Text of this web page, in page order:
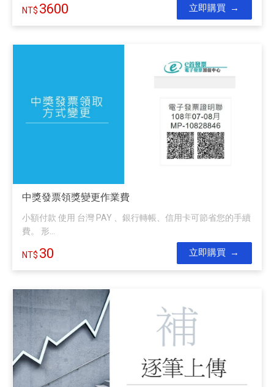
3600 立即購買
中獎發票領獎變更作業費
小額付款 使用 台灣 PAY 、銀行轉帳、信用卡可節省您的手續
費。 形...
30 立即購買